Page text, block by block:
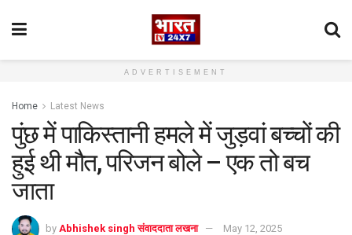
ADVERTISEMENT
Home Latest News
पुंछ में पाकिस्तानी हमले में जुड़वां बच्चों की
हुई थी मौत, परिजन बोले – एक तो बच
जाता
by Abhishek singh संवाददाता लखना May 12, 2025